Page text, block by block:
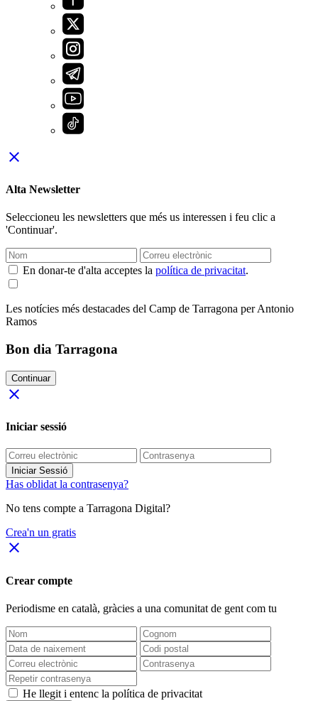
close
Alta Newsletter
Seleccioneu les newsletters que més us interessen i feu clic a
'Continuar'.
En donar-te d'alta acceptes la política de privacitat.
Les notícies més destacades del Camp de Tarragona per Antonio
Ramos
Bon dia Tarragona
Continuar
close
Iniciar sessió
Iniciar Sessió
Has oblidat la contrasenya?
No tens compte a Tarragona Digital?
Crea'n un gratis
close
Crear compte
Periodisme en català, gràcies a una comunitat de gent com tu
He llegit i entenc la política de privacitat